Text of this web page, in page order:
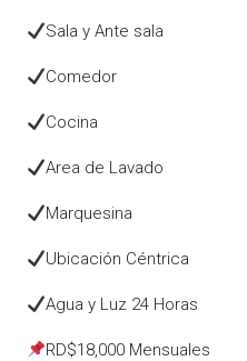
Sala y Ante sala
Comedor
Cocina
Area de Lavado
Marquesina
Ubicación Céntrica
Agua y Luz 24 Horas
RD$18,000 Mensuales